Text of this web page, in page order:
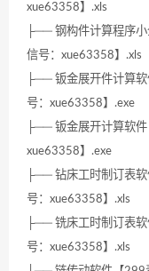
xue63358】.xls
├── 钢构件计算程序
信号：xue63358】.xls
├── 钣金展开件计算
号：xue63358】.exe
├── 钣金展开计算软件
xue63358】.exe
├── 钻床工时制订表
号：xue63358】.xls
├── 铣床工时制订表
号：xue63358】.xls